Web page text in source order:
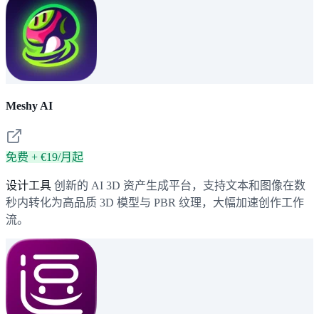
Meshy AI
免费 + €19/月起
设计工具 创新的 AI 3D 资产生成平台，支持文本和图像在数
秒内转化为高品质 3D 模型与 PBR 纹理，大幅加速创作工作
流。